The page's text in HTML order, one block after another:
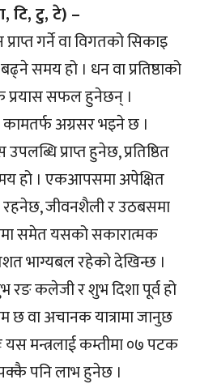
टि, टु, टे) –
गर्ने वा विगतको सिकाइ
समय हो । धन वा प्रतिष्ठाको
प्रयास सफल हुनेछन् ।
अग्रसर भइने छ ।
प्राप्त हुनेछ, प्रतिष्ठित
हो । एकआपसमा अपेक्षित
जीवनशैली र उठबसमा
समेत यसको सकारात्मक
भाग्यबल रहेको देखिन्छ ।
कलेजी र शुभ दिशा पूर्व हो
छ वा अचानक यात्रामा जानुछ
मन्त्रलाई कम्तीमा ०७ पटक
पक्कै पनि लाभ हुनेछ ।